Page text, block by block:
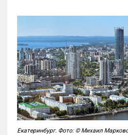
Екатеринбург. Фото: © Михаил